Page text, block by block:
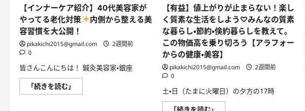
理
目
玉
焼
き
技
昼
夜
飯
の
腸
活
ド
リ
ク
#shorts
#
便
#
を
ご
紹
介
し
ま
す
#
極
酸
菌
生
【インナーケア紹介】40代美容家が
やってる老化対策
内側から整える美
容習慣を大公開！
pikakichi2015@gmail.com
2週間前
0
皆さんこんにちは！ 鍼灸美容家・銀座
「続きを読む」
ン
【有益】値上がりが止まらない！楽し
く質素な生活をしよう♡みんなの質素
な暮らし・節約・倹約暮らしを教えて。
この物価高を乗り切ろう【アラフォー
からの健康・美容】
pikakichi2015@gmail.com
2週間前
0
土・日（たまに火曜日）の夕方の17時
「続きを読む」